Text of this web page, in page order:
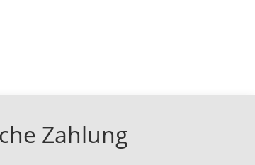
Zahlung